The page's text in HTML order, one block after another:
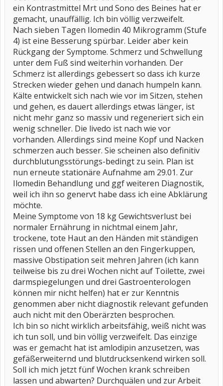
ein Kontrastmittel Mrt und Sono des Beines hat er
gemacht, unauffällig. Ich bin völlig verzweifelt.
Nach sieben Tagen Ilomedin 40 Mikrogramm (Stufe
4) ist eine Besserung spürbar. Leider aber kein
Rückgang der Symptome. Schmerz und Schwellung
unter dem Fuß sind weiterhin vorhanden. Der
Schmerz ist allerdings gebessert so dass ich kurze
Strecken wieder gehen und danach humpeln kann.
Kälte entwickelt sich nach wie vor im Sitzen, stehen
und gehen, es dauert allerdings etwas länger, ist
nicht mehr ganz so massiv und regeneriert sich ein
wenig schneller. Die livedo ist nach wie vor
vorhanden. Allerdings sind meine Kopf und Nacken
schmerzen auch besser. Sie scheinen also definitiv
durchblutungsstörungs-bedingt zu sein. Plan ist
nun erneute stationäre Aufnahme am 29.01. Zur
Ilomedin Behandlung und ggf weiteren Diagnostik,
weil ich ihn so genervt habe dass ich eine Abklärung
möchte.
Meine Symptome von 18 kg Gewichtsverlust bei
normaler Ernährung in nichtmal einem Jahr,
trockene, tote Haut an den Händen mit ständigen
rissen und offenen Stellen an den Fingerkuppen,
massive Obstipation seit mehren Jahren (ich kann
teilweise bis zu drei Wochen nicht auf Toilette, zwei
darmspiegelungen und drei Gastroenterologen
können mir nicht helfen) hat er zur Kenntnis
genommen aber nicht diagnostik relevant gefunden
auch nicht mit den Oberärzten besprochen.
Ich bin so nicht wirklich arbeitsfähig, weiß nicht was
ich tun soll, und bin völlig verzweifelt. Das einzige
was er gemacht hat ist amlodipin anzusetzen, was
gefäßerweiternd und blutdrucksenkend wirken soll.
Soll ich mich jetzt fünf Wochen krank schreiben
lassen und abwarten? Durchquälen und zur Arbeit